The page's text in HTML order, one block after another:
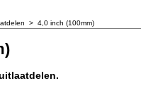
> 4,0 inch (100mm)